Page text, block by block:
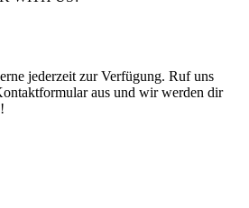
jederzeit zur Verfügung. Ruf uns
aus und wir werden dir